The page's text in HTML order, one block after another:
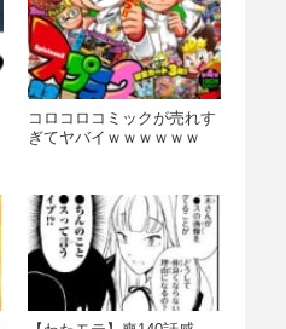
コロコロコミックが売れす
ぎてヤバイｗｗｗｗｗｗ